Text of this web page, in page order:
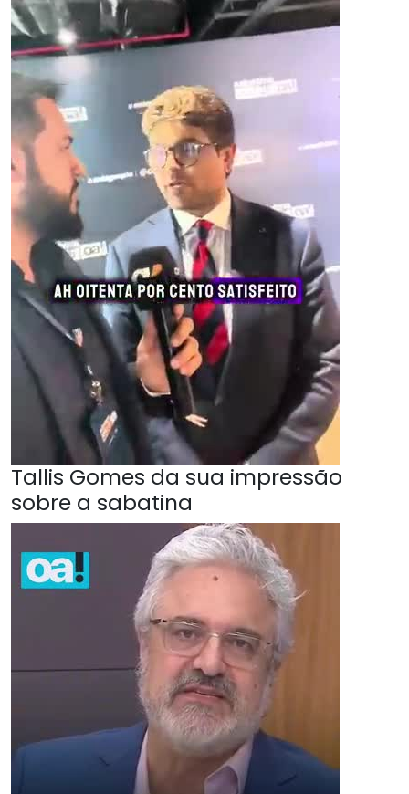
Tallis Gomes da sua impressão
sobre a sabatina